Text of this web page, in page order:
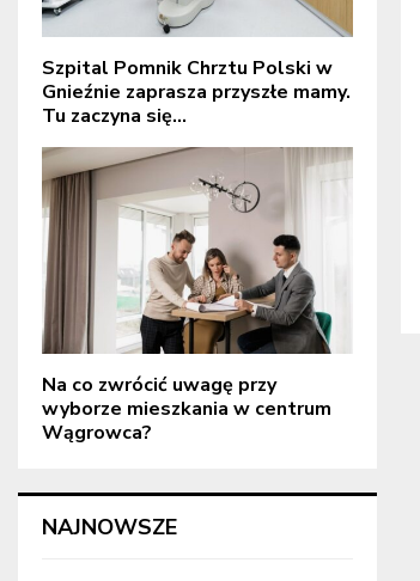
Szpital Pomnik Chrztu Polski w
Gnieźnie zaprasza przyszłe mamy.
Tu zaczyna się...
Na co zwrócić uwagę przy
wyborze mieszkania w centrum
Wągrowca?
NAJNOWSZE